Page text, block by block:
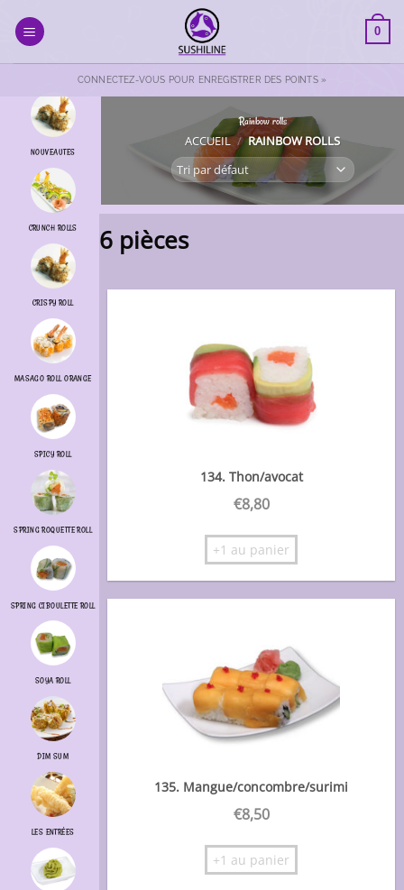
au
0
CONNECTEZ-VOUS POUR ENREGISTRER DES POINTS »
Rainbow rolls
ACCUEIL / RAINBOW ROLLS
NOUVEAUTES
CRUNCH ROLLS
CRISPY ROLL
MASAGO ROLL ORANGE
SPICY ROLL
SPRING ROQUETTE ROLL
SPRING CIBOULETTE ROLL
SOYA ROLL
DIM SUM
LES ENTRÉES
6 pièces
134. Thon/avocat
€8,80
+1 au panier
135. Mangue/concombre/surimi
€8,50
+1 au panier